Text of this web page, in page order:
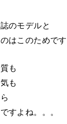
のモデルと
はこのためです
も
も
すよね。。。